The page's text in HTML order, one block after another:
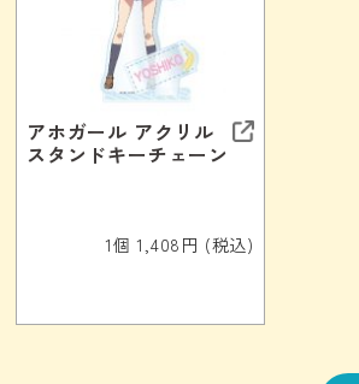
アホガール アクリル
スタンドキーチェーン
1個 1,408円 (税込)